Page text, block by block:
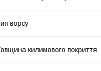
ворсу
килимового покриття